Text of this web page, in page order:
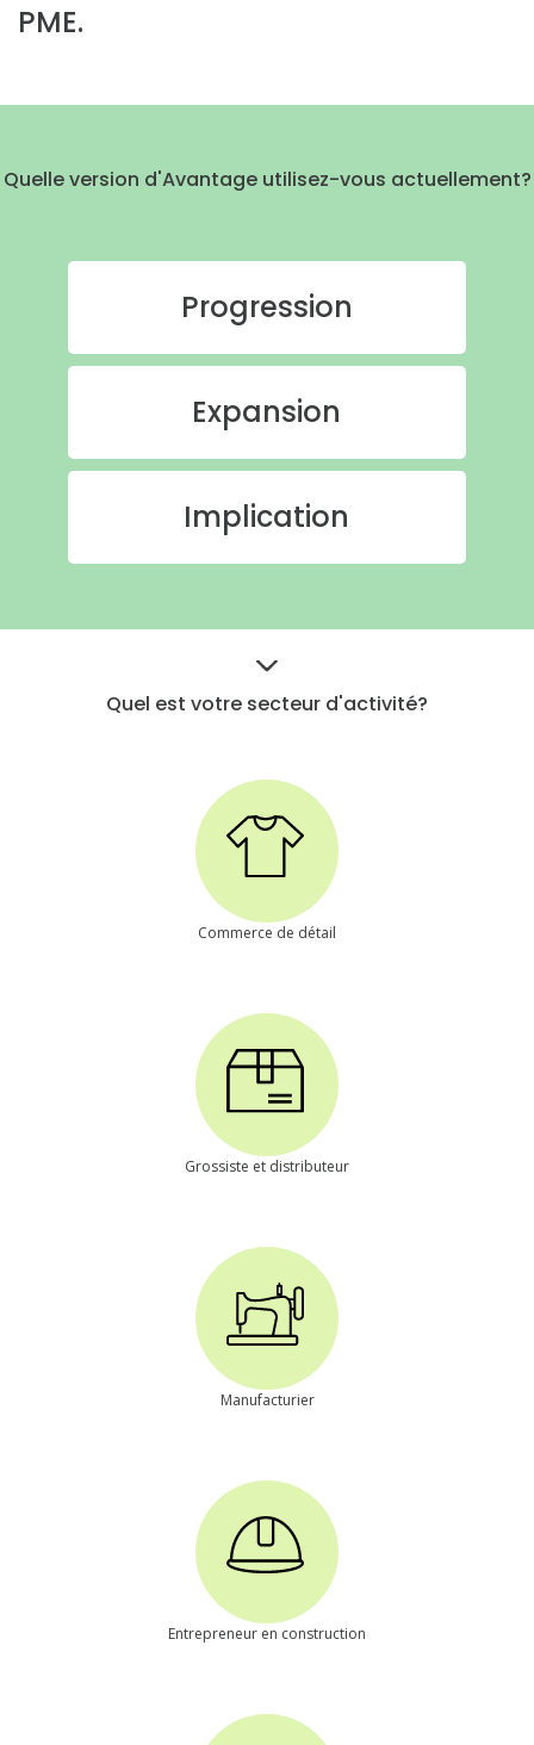
PME.
Quelle version d'Avantage utilisez-vous actuellement?
Progression
Expansion
Implication
Quel est votre secteur d'activité?
Commerce de détail
Grossiste et distributeur
Manufacturier
Entrepreneur en construction